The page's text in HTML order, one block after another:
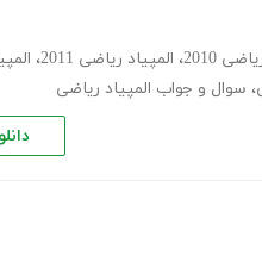
2010 ، المپیاد ریاضی 2011 ،
، سوال و جواب المپیاد ریاضی